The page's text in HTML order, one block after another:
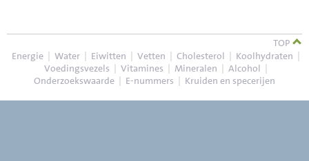
TOP
Energie | Water | Eiwitten | Vetten | Cholesterol | Koolhydraten |
Voedingsvezels | Vitamines | Mineralen | Alcohol |
Onderzoekswaarde | E-nummers | Kruiden en specerijen